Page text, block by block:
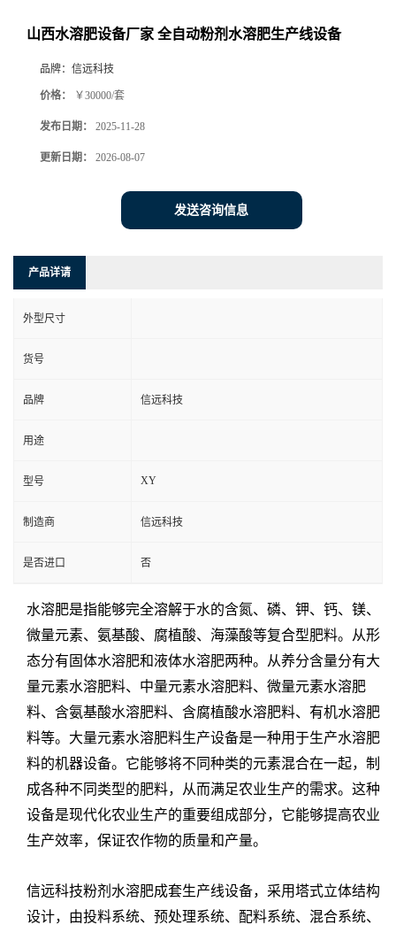
山西水溶肥设备厂家 全自动粉剂水溶肥生产线设备
品牌： 信远科技
价格： ￥30000/套
发布日期： 2025-11-28
更新日期： 2026-08-07
发送咨询信息
产品详请
外型尺寸
货号
品牌 信远科技
用途
型号 XY
制造商 信远科技
是否进口 否
水溶肥是指能够完全溶解于水的含氮、磷、钾、钙、镁、
微量元素、氨基酸、腐植酸、海藻酸等复合型肥料。从形
态分有固体水溶肥和液体水溶肥两种。从养分含量分有大
量元素水溶肥料、中量元素水溶肥料、微量元素水溶肥
料、含氨基酸水溶肥料、含腐植酸水溶肥料、有机水溶肥
料等。 大量元素水溶肥料生产设备是一种用于生产水溶肥
料的机器设备。它能够将不同种类的元素混合在一起，制
成各种不同类型的肥料，从而满足农业生产的需求。这种
设备是现代化农业生产的重要组成部分，它能够提高农业
生产效率，保证农作物的质量和产量。
信远科技粉剂水溶肥成套生产线设备，采用塔式立体结构
设计，由投料系统、预处理系统、配料系统、混合系统、